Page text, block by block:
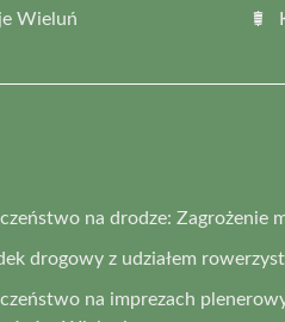
Wieluń
na drodze: Zagrożenie
drogowy z udziałem
na imprezach